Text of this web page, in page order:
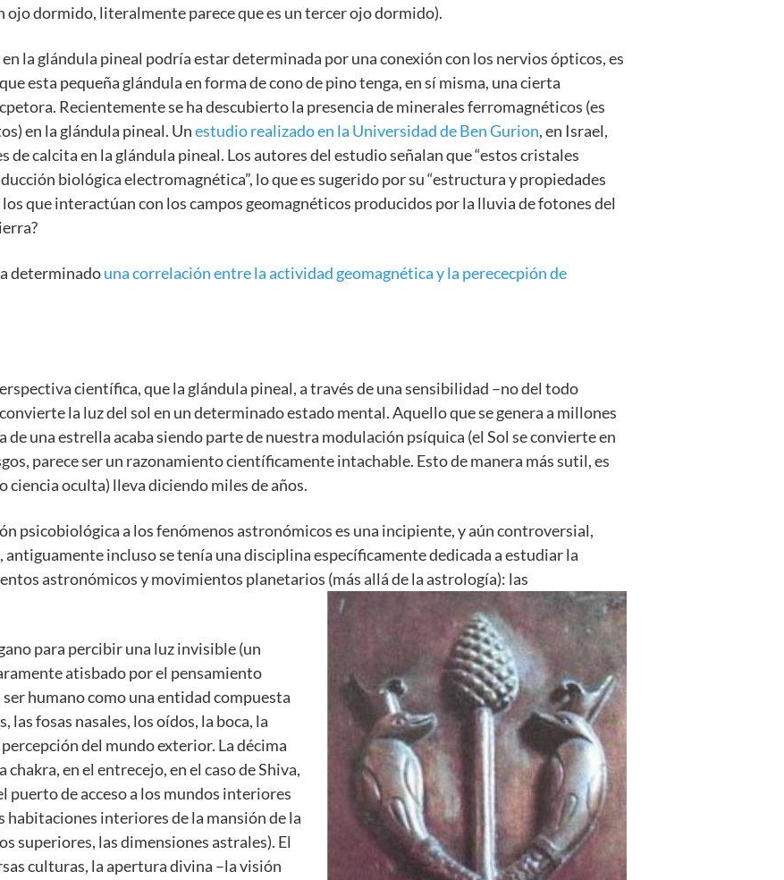
ojo dormido, literalmente parece que es un tercer ojo dormido).
la glándula pineal podría estar determinada por una conexión con los nervios ópticos, es
esta pequeña glándula en forma de cono de pino tenga, en sí misma, una cierta
Recientemente se ha descubierto la presencia de minerales ferromagnéticos (es
en la glándula pineal. Unestudio realizado en la Universidad de Ben Gurion, en Israel,
calcita en la glándula pineal. Los autores del estudio señalan que “estos cristales
biológica electromagnética”, lo que es sugerido por su “estructura y propiedades
que interactúan con los campos geomagnéticos producidos por la lluvia de fotones del
determinadouna correlación entre la actividad geomagnética y la perececpión de
científica, que la glándula pineal, a través de una sensibilidad –no del todo
la luz del sol en un determinado estado mental. Aquello que se genera a millones
una estrella acaba siendo parte de nuestra modulación psíquica (el Sol se convierte en
parece ser un razonamiento científicamente intachable. Esto de manera más sutil, es
oculta) lleva diciendo miles de años.
psicobiológica a los fenómenos astronómicos es una incipiente, y aún controversial,
antiguamente incluso se tenía una disciplina específicamente dedicada a estudiar la
astronómicos y movimientos planetarios (más allá de la astrología): las
para percibir una luz invisible (un
atisbado por el pensamiento
humano como una entidad compuesta
las fosas nasales, los oídos, la boca, la
del mundo exterior. La décima
en el entrecejo, en el caso de Shiva,
puerto de acceso a los mundos interiores
habitaciones interiores de la mansión de la
superiores, las dimensiones astrales). El
culturas, la apertura divina –la visión